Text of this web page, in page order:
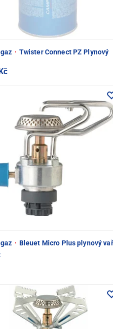
· Twister Connect PZ Plynový
· Bleuet Micro Plus plynový